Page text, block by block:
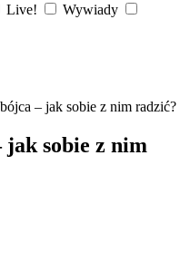
Live!
Wywiady
– jak sobie z nim radzić?
jak sobie z nim